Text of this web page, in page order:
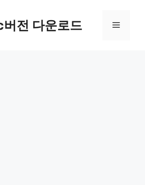
전 다운로드 메